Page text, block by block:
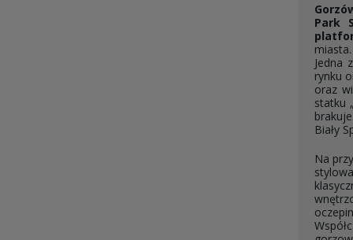
Park
Jedna
rynku
oraz
statku
Biały
Na